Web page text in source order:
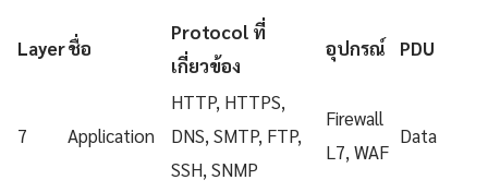
Layerชื่อ
Protocol ที่
เกี่ยวข้อง
อุปกรณ์ PDU
7 Application
HTTP, HTTPS,
DNS, SMTP, FTP,
SSH, SNMP
Firewall
L7, WAF
Data